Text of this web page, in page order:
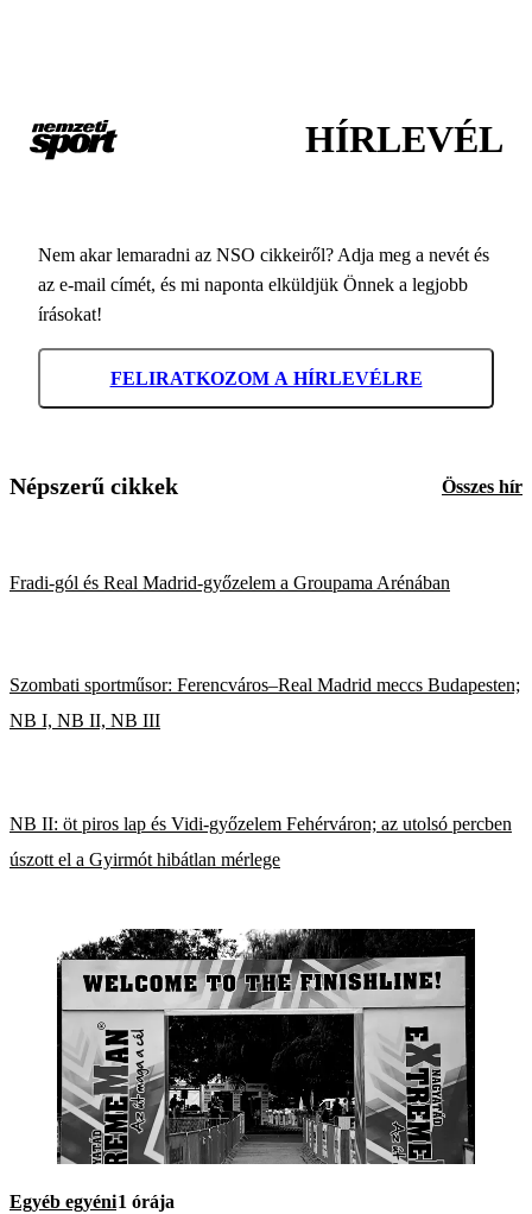
HÍRLEVÉL
Nem akar lemaradni az NSO cikkeiről? Adja meg a nevét és
az e-mail címét, és mi naponta elküldjük Önnek a legjobb
írásokat!
FELIRATKOZOM A HÍRLEVÉLRE
Népszerű cikkek Összes hír
Fradi-gól és Real Madrid-győzelem a Groupama Arénában
Szombati sportműsor: Ferencváros–Real Madrid meccs Budapesten;
NB I, NB II, NB III
NB II: öt piros lap és Vidi-győzelem Fehérváron; az utolsó percben
úszott el a Gyirmót hibátlan mérlege
Egyéb egyéni1 órája